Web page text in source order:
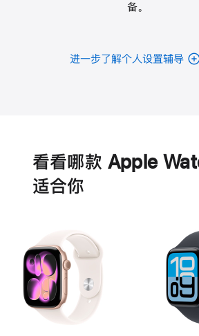
备。
进一步了解个人设置辅导
看看哪款 Apple
适‍合‍你